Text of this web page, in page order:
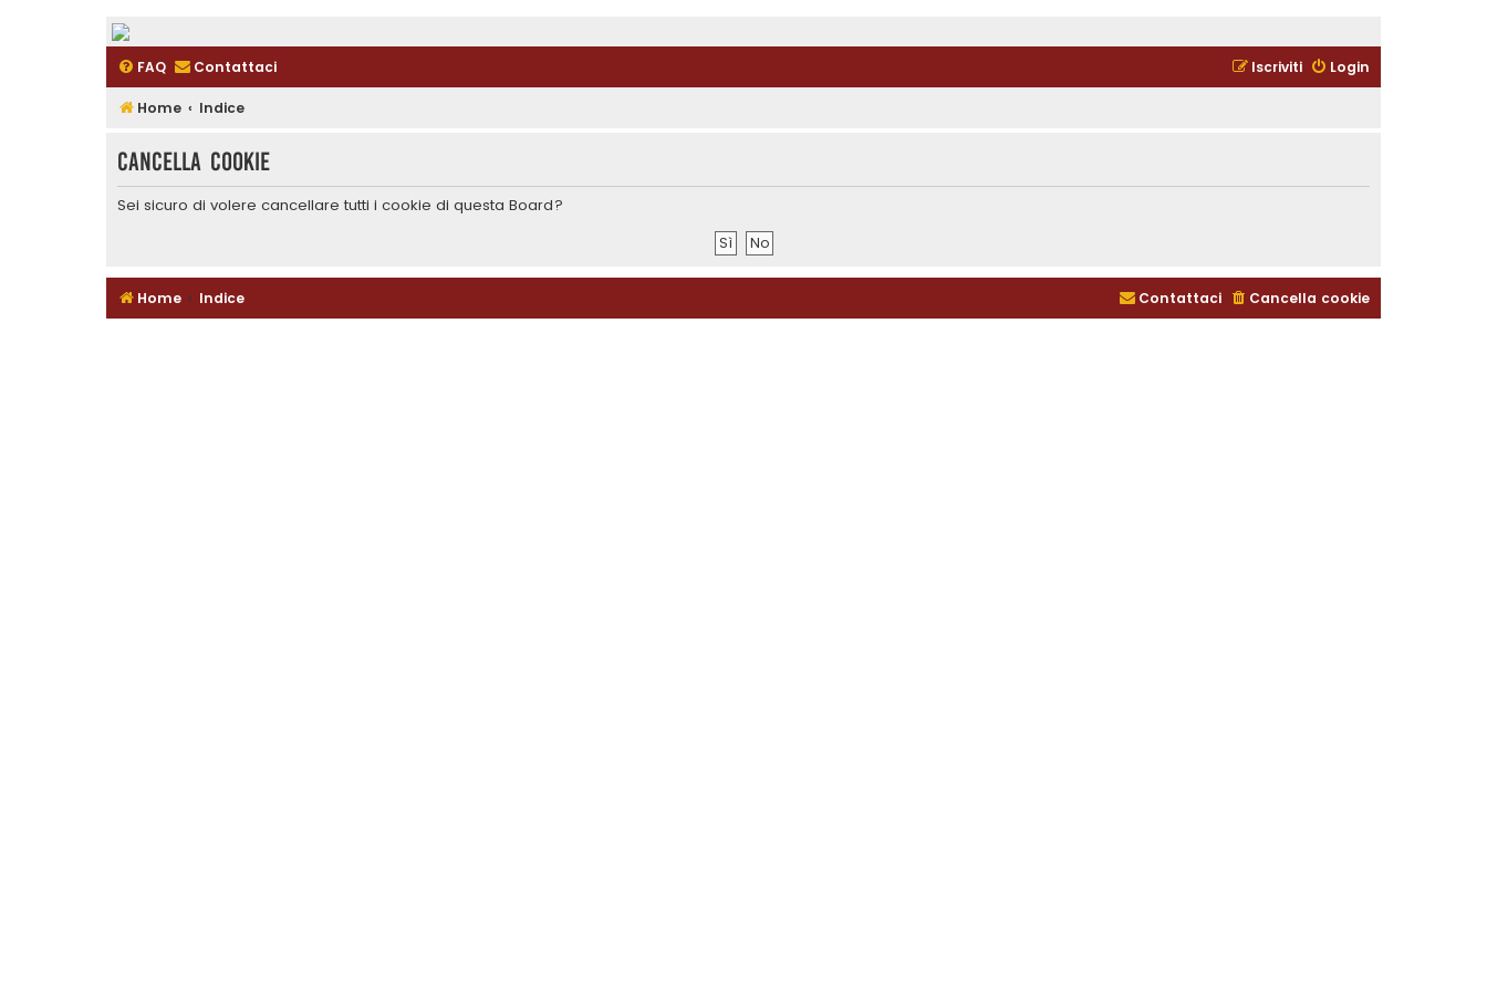
FAQ Contattaci Login
Iscriviti
Home Indice
Cancella cookie
Sei sicuro di volere cancellare tutti i cookie di questa Board?
Home Indice Cancella cookie
Contattaci